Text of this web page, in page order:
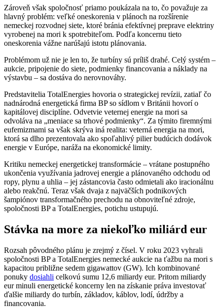
Zároveň však spoločnosť priamo poukázala na to, čo považuje za
hlavný problém: veľké oneskorenia v plánoch na rozšírenie
nemeckej rozvodnej siete, ktoré bránia efektívnej preprave elektriny
vyrobenej na mori k spotrebiteľom. Podľa koncernu tieto
oneskorenia vážne narúšajú istotu plánovania.
Problémom už nie je len to, že turbíny sú príliš drahé. Celý systém –
aukcie, pripojenie do siete, podmienky financovania a náklady na
výstavbu – sa dostáva do nerovnováhy.
Predstavitelia TotalEnergies hovoria o strategickej revízii, zatiaľ čo
nadnárodná energetická firma BP so sídlom v Británii hovorí o
kapitálovej disciplíne. Odvetvie veternej energie na mori sa
odvoláva na „meniace sa trhové podmienky“. Za týmito firemnými
eufemizmami sa však skrýva iná realita: veterná energia na mori,
ktorá sa dlho prezentovala ako spoľahlivý pilier budúcich dodávok
energie v Európe, naráža na ekonomické limity.
Kritiku nemeckej energetickej transformácie – vrátane postupného
ukončenia využívania jadrovej energie a plánovaného odchodu od
ropy, plynu a uhlia – jej zástancovia často odmietali ako iracionálnu
alebo reakčnú. Teraz však dvaja z najväčších podnikových
šampiónov transformačného prechodu na obnoviteľné zdroje,
spoločnosti BP a TotalEnergies, potichu ustupujú.
Stávka na more za niekoľko miliárd eur
Rozsah pôvodného plánu je zrejmý z čísel. V roku 2023 vyhrali
spoločnosti BP a TotalEnergies nemecké aukcie na ťažbu na mori s
kapacitou približne sedem gigawattov (GW). Ich kombinované
ponuky dosiahli celkovú sumu 12,6 miliardy eur. Pritom miliardy
eur minuli energetické koncerny len na získanie práva investovať
ďalšie miliardy do turbín, základov, káblov, lodí, údržby a
financovania.